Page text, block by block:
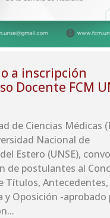
a inscripción
Docente FCM
de Ciencias Médicas
Nacional de
Estero (UNSE),
de postulantes al
Títulos, Antecedentes,
y Oposición -aprobado